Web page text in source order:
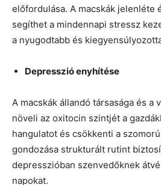
előfordulása. A macskák jelenléte
segíthet a mindennapi stressz
a nyugodtabb és
Depresszió enyhítése
A macskák állandó társasága és a
növeli az oxitocin szintjét a
hangulatot és csökkenti a
gondozása strukturált rutint
depresszióban szenvedőknek
napokat.